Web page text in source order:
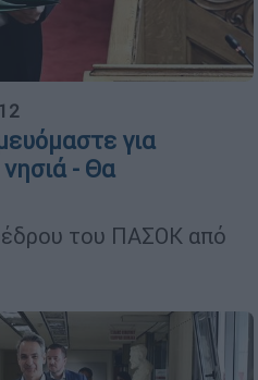
για
- Θα
του ΠΑΣΟΚ από